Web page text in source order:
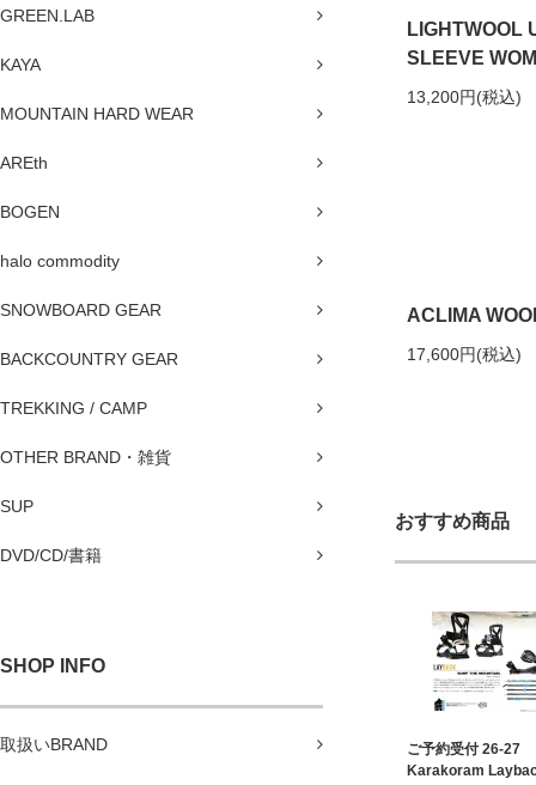
GREEN.LAB
KAYA
MOUNTAIN HARD WEAR
AREth
BOGEN
halo commodity
SNOWBOARD GEAR
BACKCOUNTRY GEAR
TREKKING / CAMP
OTHER BRAND・雑貨
SUP
DVD/CD/書籍
SHOP INFO
取扱いBRAND
LIGHTWOOL
SLEEVE
13,200円(税込)
ACLIMA
17,600円(税込)
おすすめ商品
ご予約受付 26-27
Karakoram